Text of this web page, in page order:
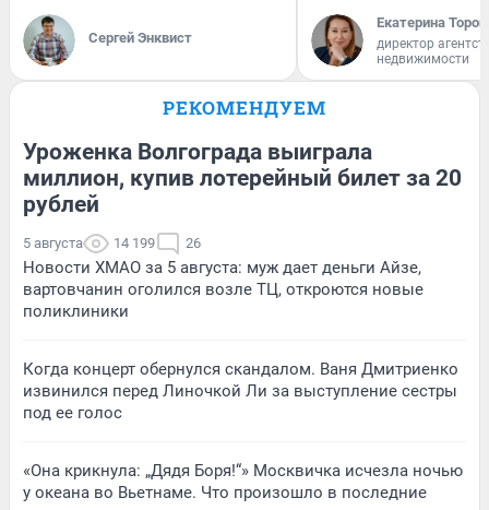
Сергей Энквист
Екатерина
директор
недвижимости
РЕКОМЕНДУЕМ
Уроженка Волгограда выиграла
миллион, купив лотерейный билет за 20
рублей
5 августа 14 199 26
Новости ХМАО за 5 августа: муж дает деньги Айзе,
вартовчанин оголился возле ТЦ, откроются новые
поликлиники
Когда концерт обернулся скандалом. Ваня Дмитриенко
извинился перед Линочкой Ли за выступление сестры
под ее голос
«Она крикнула: „Дядя Боря!“» Москвичка исчезла ночью
у океана во Вьетнаме. Что произошло в последние